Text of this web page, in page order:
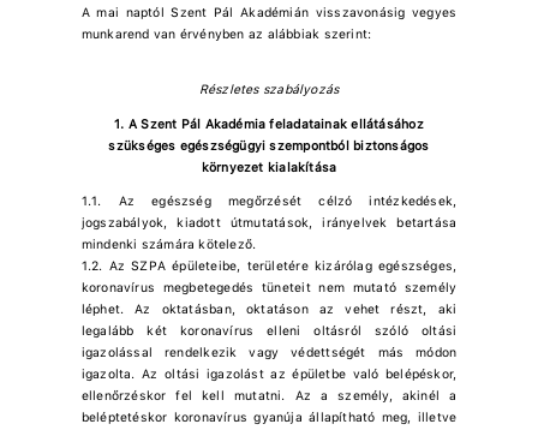
A mai naptól Szent Pál Akadémián visszavonásig vegyes
munkarend van érvényben az alábbiak szerint:
Részletes szabályozás
1. A Szent Pál Akadémia feladatainak ellátásához
szükséges egészségügyi szempontból biztonságos
környezet kialakítása
1.1. Az egészség megőrzését célzó intézkedések,
jogszabályok, kiadott útmutatások, irányelvek betartása
mindenki számára kötelező.
1.2. Az SZPA épületeibe, területére kizárólag egészséges,
koronavírus megbetegedés tüneteit nem mutató személy
léphet. Az oktatásban, oktatáson az vehet részt, aki
legalább két koronavírus elleni oltásról szóló oltási
igazolással rendelkezik vagy védettségét más módon
igazolta. Az oltási igazolást az épületbe való belépéskor,
ellenőrzéskor fel kell mutatni. Az a személy, akinél a
beléptetéskor koronavírus gyanúja állapítható meg, illetve